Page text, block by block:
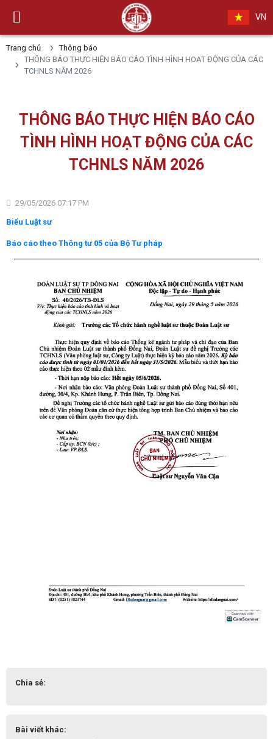
VN
Trang chủ
Thông báo
THÔNG BÁO THỰC HIỆN BÁO CÁO TÌNH HÌNH HOẠT ĐỘNG CỦA CÁC
TCHNLS NĂM 2026
THÔNG BÁO THỰC HIỆN BÁO CÁO
TÌNH HÌNH HOẠT ĐỘNG CỦA CÁC
TCHNLS NĂM 2026
29/05/2026 07:17 PM
Biểu Luật sư
Báo cáo theo Thông tư 05 của Bộ Tư pháp
Chia sẻ:
Bài viết khác: